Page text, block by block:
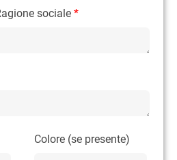
sociale *
Colore (se presente)